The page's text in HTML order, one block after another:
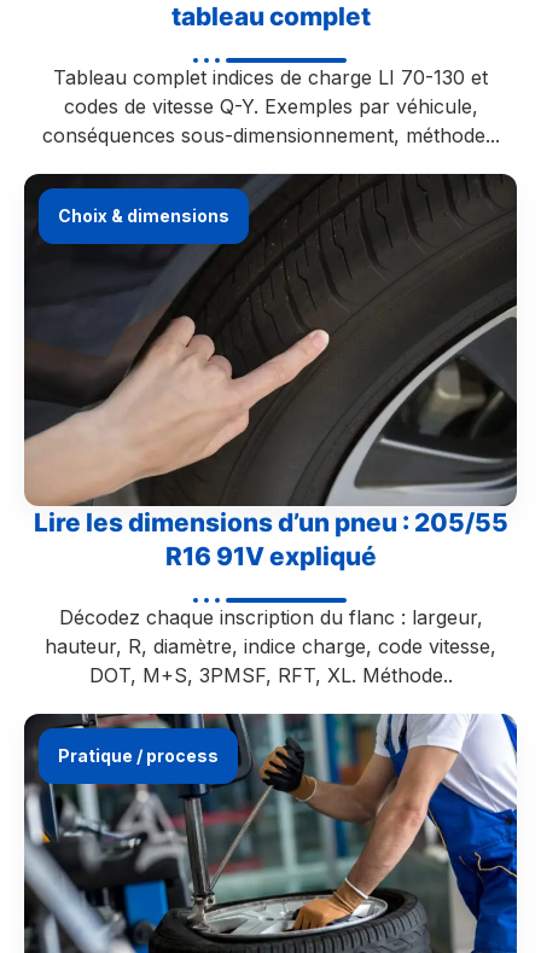
tableau complet
Tableau complet indices de charge LI 70-130 et
codes de vitesse Q-Y. Exemples par véhicule,
conséquences sous-dimensionnement, méthode...
Choix & dimensions
Lire les dimensions d’un pneu : 205/55
R16 91V expliqué
Décodez chaque inscription du flanc : largeur,
hauteur, R, diamètre, indice charge, code vitesse,
DOT, M+S, 3PMSF, RFT, XL. Méthode..
Pratique / process